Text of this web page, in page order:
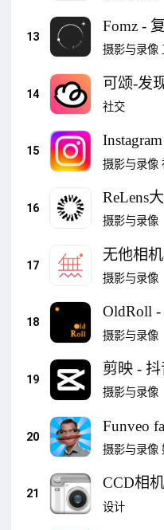
13
Fomz -
CCD数码
摄影与录像
14
可颂-发
种可能
社交
15
Instagram
摄影与录像
16
ReLens
机 & 专
摄影与录像
17
无他相
看
摄影与录像
18
OldRoll
机
摄影与录像
19
剪映 -
作神器
摄影与录像
20
Funveo
自拍相机
摄影与录像
21
CCD相机
设计